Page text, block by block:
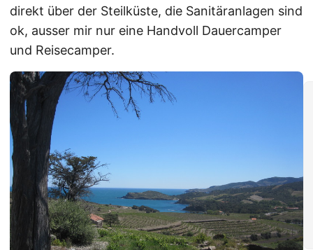
direkt über der Steilküste, die Sanitäranlagen sind
ok, ausser mir nur eine Handvoll Dauercamper
und Reisecamper.